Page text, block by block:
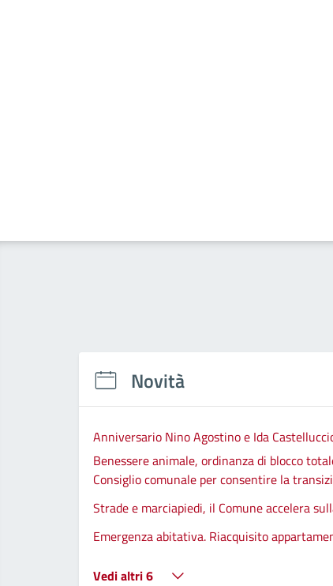
Novità
Anniversario Nino Agostino e Ida
Benessere animale, ordinanza di blocco
Consiglio comunale per consentire la
Strade e marciapiedi, il Comune accelera
Emergenza abitativa. Riacquisito
Vedi altri 6